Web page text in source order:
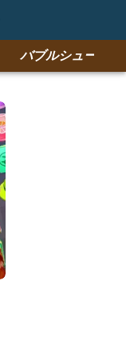
バブルシューター